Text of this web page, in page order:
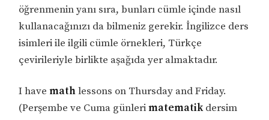
öğrenmenin yanı sıra, bunları cümle içinde nasıl
kullanacağınızı da bilmeniz gerekir. İngilizce ders
isimleri ile ilgili cümle örnekleri, Türkçe
çevirileriyle birlikte aşağıda yer almaktadır.
I havemathlessons on Thursday and Friday.
(Perşembe ve Cuma günlerimatematikdersim